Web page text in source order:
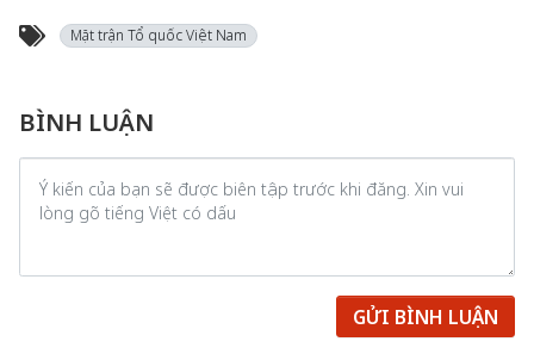
Mặt trận Tổ quốc Việt Nam
BÌNH LUẬN
GỬI BÌNH LUẬN